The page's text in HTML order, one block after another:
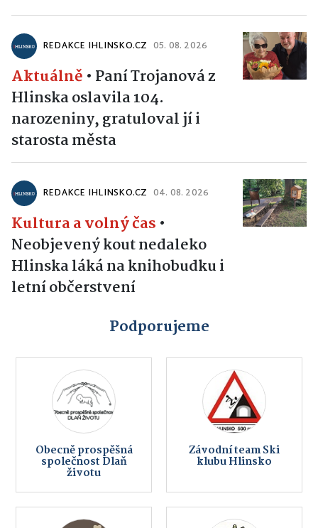
REDAKCE IHLINSKO.CZ 05. 08. 2026
Aktuálně • Paní Trojanová z
Hlinska oslavila 104.
narozeniny, gratuloval jí i
starosta města
REDAKCE IHLINSKO.CZ 04. 08. 2026
Kultura a volný čas •
Neobjevený kout nedaleko
Hlinska láká na knihobudku i
letní občerstvení
Podporujeme
Obecně prospěšná
společnost Dlaň
životu
Závodní team Ski
klubu Hlinsko